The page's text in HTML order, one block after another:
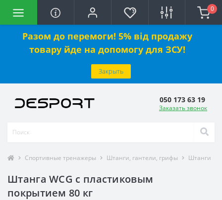
Разом до перемоги! 5% від продажу
товару йде на допомогу для ЗСУ!
Закрыть
0
050 173 63 19
Заказать звонок
Спортивные тренажеры Штанги, гантели, грифы Штанги
Штанга WCG с пластиковым
покрытием 80 кг